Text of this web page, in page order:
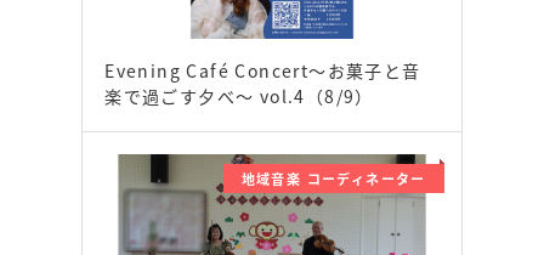
Evening Café Concert〜お菓子と音
楽で過ごす夕べ〜 vol.4（8/9）
地域音楽 コーディネーター